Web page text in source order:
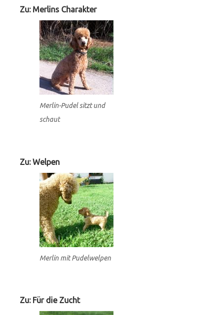
Widgets
Zu: Merlins Charakter
Merlin-Pudel sitzt und
schaut
Zu: Welpen
Merlin mit Pudelwelpen
Zu: Für die Zucht